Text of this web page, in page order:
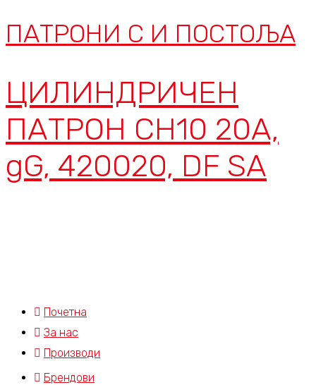
ПАТРОНИ C И ПОСТОЉА
ЦИЛИНДРИЧЕН
ПАТРОН CH10 20A,
gG, 420020, DF SA
Почетна
За нас
Производи
Брендови